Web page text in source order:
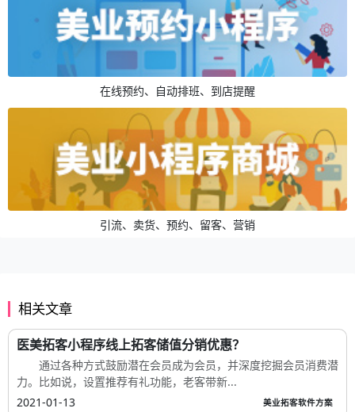
在线预约、自动排班、到店提醒
引流、卖货、预约、留客、营销
相关文章
医美拓客小程序线上拓客储值分销优惠？
通过各种方式鼓励潜在会员成为会员，并深度挖掘会员消费潜
力。比如说，设置推荐有礼功能，老客带新...
2021-01-13
美业拓客软件方案